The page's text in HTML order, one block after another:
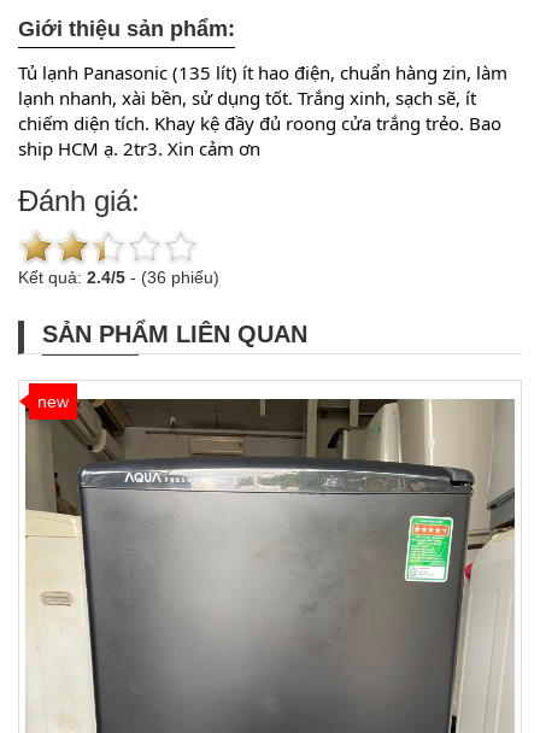
Giới thiệu sản phẩm:
Tủ lạnh Panasonic (135 lít) ít hao điện, chuẩn hàng zin, làm
lạnh nhanh, xài bền, sử dụng tốt. Trắng xinh, sạch sẽ, ít
chiếm diện tích. Khay kệ đầy đủ roong cửa trắng trẻo. Bao
ship HCM ạ. 2tr3. Xin cảm ơn
Đánh giá:
Kết quả: 2.4/5 - (36 phiếu)
SẢN PHẨM LIÊN QUAN
new